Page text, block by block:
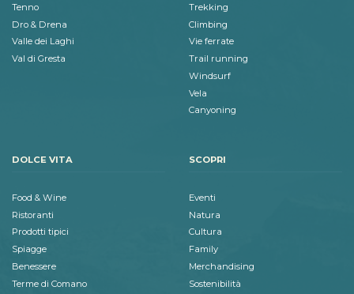
Tenno
Dro & Drena
Valle dei Laghi
Val di Gresta
Trekking
Climbing
Vie ferrate
Trail running
Windsurf
Vela
Canyoning
DOLCE VITA
Food & Wine
Ristoranti
Prodotti tipici
Spiagge
Benessere
Terme di Comano
SCOPRI
Eventi
Natura
Cultura
Family
Merchandising
Sostenibilità